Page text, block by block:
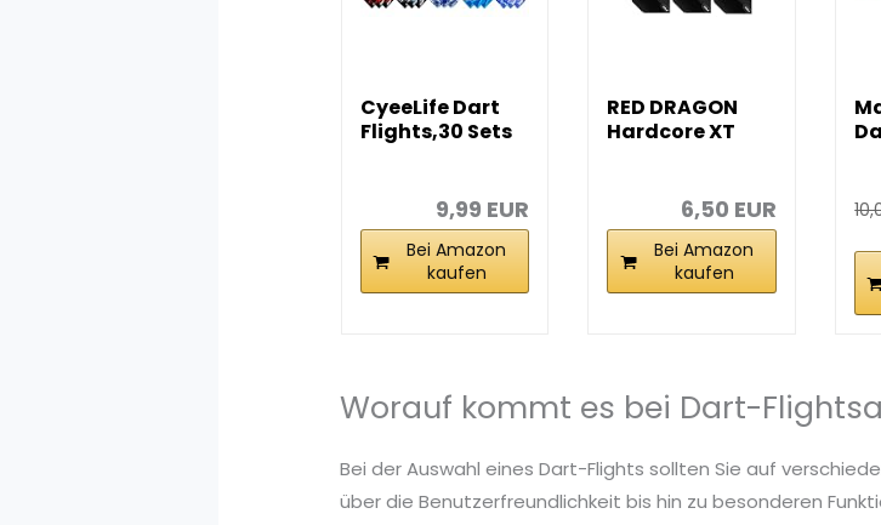
CyeeLife Dart
Flights,30 Sets
9,99 EUR
Bei Amazon
kaufen
RED DRAGON
Hardcore XT
Standard...6,50 EUR
Bei Amazon
kaufen
Worauf kommt es bei Dart-
Bei der Auswahl eines Dart-Flights sollten Sie auf
über die Benutzerfreundlichkeit bis hin zu besonderen